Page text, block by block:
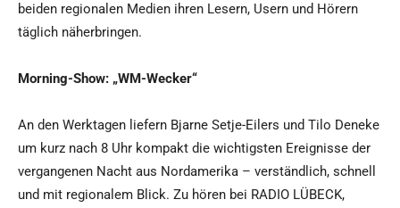
beiden regionalen Medien ihren Lesern, Usern und Hörern
täglich näherbringen.
Morning-Show: „WM-Wecker“
An den Werktagen liefern Bjarne Setje-Eilers und Tilo Deneke
um kurz nach 8 Uhr kompakt die wichtigsten Ereignisse der
vergangenen Nacht aus Nordamerika – verständlich, schnell
und mit regionalem Blick. Zu hören bei RADIO LÜBECK,